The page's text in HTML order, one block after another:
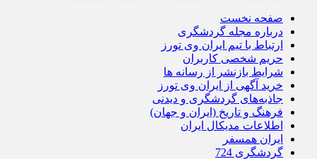
صفحه نخست
درباره مجله گردشگری
ارتباط با تیم ایران وی تورز
حریم شخصی کاربران
شرایط بازنشر از رسانه ها
خرید آگهی از ایران وی تورز
جاذبه‌های گردشگری و دیدنی
فرهنگ و تاریخ (ایران و جهان)
اطلاعات مدیکال ایران
ایران همسفر
گردشگری 724